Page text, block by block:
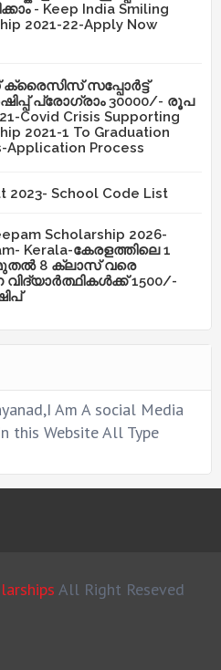
- Keep India Smiling
2021-22-Apply Now
സപ്പോർട്ട്
പ്രോഗ്രാം 30000/- രൂപ
Covid Crisis Supporting
2021-1 To Graduation
Application Process
2023- School Code List
Scholarship 2026-
Kerala-കേരളത്തിലെ 1
8 ക്ലാസ് വരെ
വിദ്യാർത്ഥികൾക്ക് 1500/-
Am A social Media
this Website All Type
All Right Reseved